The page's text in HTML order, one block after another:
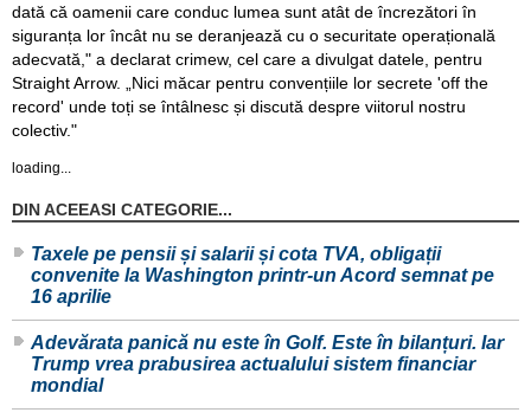
dată că oamenii care conduc lumea sunt atât de încrezători în
siguranța lor încât nu se deranjează cu o securitate operațională
adecvată," a declarat crimew, cel care a divulgat datele, pentru
Straight Arrow. „Nici măcar pentru convențiile lor secrete 'off the
record' unde toți se întâlnesc și discută despre viitorul nostru
colectiv."
loading...
DIN ACEEASI CATEGORIE...
Taxele pe pensii și salarii și cota TVA, obligații
convenite la Washington printr-un Acord semnat pe
16 aprilie
Adevărata panică nu este în Golf. Este în bilanțuri. Iar
Trump vrea prabusirea actualului sistem financiar
mondial